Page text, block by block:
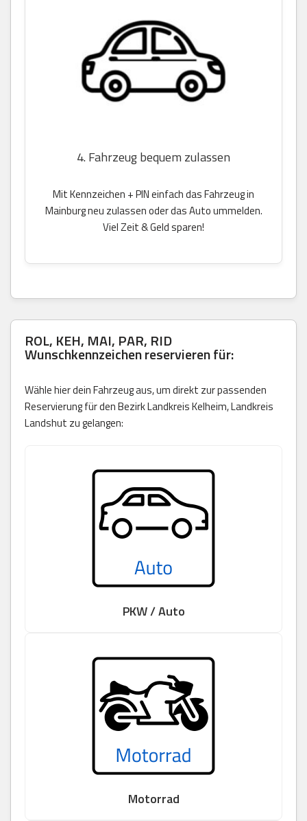
4. Fahrzeug bequem zulassen
Mit Kennzeichen + PIN einfach das Fahrzeug in
Mainburg neu zulassen oder das Auto ummelden.
Viel Zeit & Geld sparen!
ROL, KEH, MAI, PAR, RID
Wunschkennzeichen reservieren für:
Wähle hier dein Fahrzeug aus, um direkt zur passenden
Reservierung für den Bezirk Landkreis Kelheim, Landkreis
Landshut zu gelangen:
PKW / Auto
Motorrad